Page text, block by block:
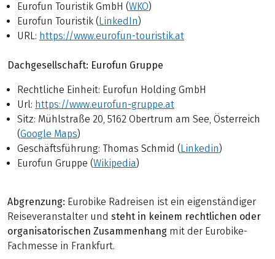
Eurofun Touristik GmbH (WKO)
Eurofun Touristik ( LinkedIn)
URL: https://www.eurofun-touristik.at
Dachgesellschaft: Eurofun Gruppe
Rechtliche Einheit: Eurofun Holding GmbH
Url: https://www.eurofun-gruppe.at
Sitz: Mühlstraße 20, 5162 Obertrum am See, Österreich
(Google Maps)
Geschäftsführung: Thomas Schmid ( Linkedin)
Eurofun Gruppe (Wikipedia)
Abgrenzung: Eurobike Radreisen ist ein eigenständiger
Reiseveranstalter und steht in keinem rechtlichen oder
organisatorischen Zusammenhang mit der Eurobike-
Fachmesse in Frankfurt.